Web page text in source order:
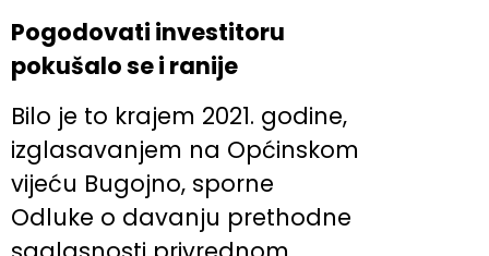
Pogodovati investitoru
pokušalo se i ranije
Bilo je to krajem 2021. godine,
izglasavanjem na Općinskom
vijeću Bugojno, sporne
Odluke o davanju prethodne